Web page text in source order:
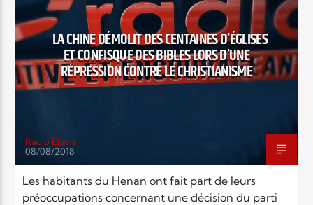
TITRE
ARTISTE
Radio Elyon
LA CHINE DÉMOLIT DES CENTAINES D’ÉGLISES
ET CONFISQUE DES BIBLES LORS D’UNE
RÉPRESSION CONTRE LE CHRISTIANISME
Radio Elyon
08/08/2018
Les habitants du Henan ont fait part de leurs
préoccupations concernant une décision du parti